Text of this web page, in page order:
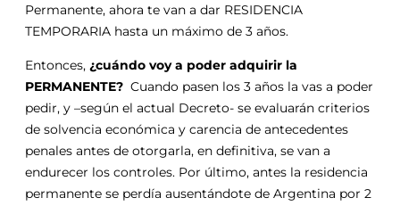
Permanente, ahora te van a dar RESIDENCIA
TEMPORARIA hasta un máximo de 3 años.
Entonces, ¿cuándo voy a poder adquirir la
PERMANENTE? Cuando pasen los 3 años la vas a poder
pedir, y –según el actual Decreto- se evaluarán criterios
de solvencia económica y carencia de antecedentes
penales antes de otorgarla, en definitiva, se van a
endurecer los controles. Por último, antes la residencia
permanente se perdía ausentándote de Argentina por 2